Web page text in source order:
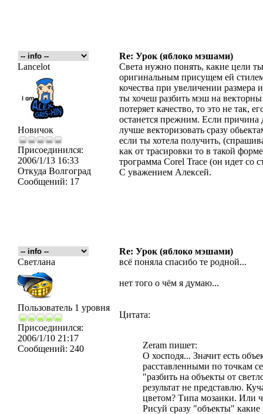
Re: Урок (яблоко мэшами)
Lancelot
Новичок
Присоединился:
2006/1/13 16:33
Откуда Волгоград
Сообщений: 17
Света нужно понять, какие цели
оригинальным присущем ей
кочества при увеличении размера
ты хочеш разбить мэш на
потеряет качество, то это не так,
останется прежним. Если причина
лучше векторизовать сразу
если ты хотела получить,
как от трасировки то в такой
трограмма Corel Trace (он идет со
С уважением Алексей.
Re: Урок (яблоко мэшами)
Светлана
Пользователь 1 уровня
Присоединился:
2006/1/10 21:17
Сообщений: 240
всё поняла спасибо те родной...
нет того о чём я думаю...
Цитата:
Zeram пишет:
О хосподя... Значит есть
расставленными по точкам
"разбить на объекты от
результат не представлю.
цветом? Типа мозаики. Или
Рисуй сразу "объекты"